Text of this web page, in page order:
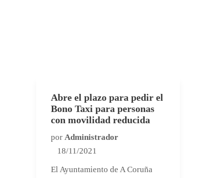
Abre el plazo para pedir el
Bono Taxi para personas
con movilidad reducida
por Administrador
18/11/2021
El Ayuntamiento de A Coruña